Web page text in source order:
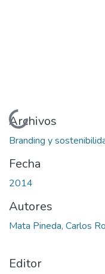
Cargando...
Archivos
Branding y
Fecha
2014
Autores
Mata Pineda, Carlos
Editor